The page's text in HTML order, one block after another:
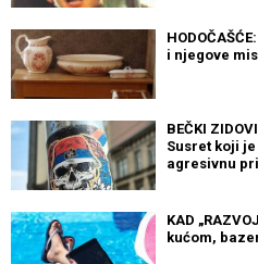
i njegove
BEČKI
Susret koji
agresivnu
KAD
kućom,